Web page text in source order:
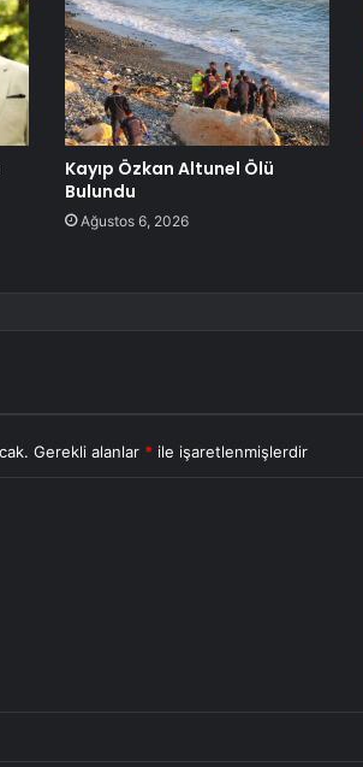
Kayıp Özkan Altunel Ölü
Bulundu
Ağustos 6, 2026
Gerekli alanlar * ile işaretlenmişlerdir